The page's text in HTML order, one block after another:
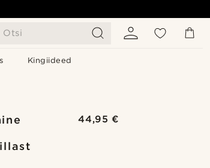
Otsi
Kingiideed
44,95 €